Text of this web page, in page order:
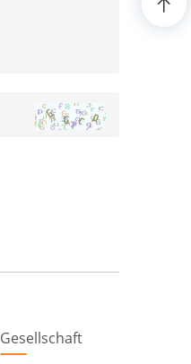
Gesellschaft